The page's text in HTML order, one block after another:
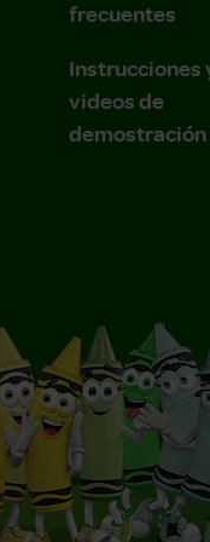
frecuentes
Instrucciones
videos de
demostración